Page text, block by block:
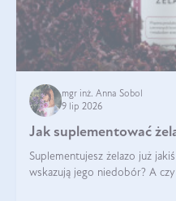
mgr inż. Anna Sobol
9 lip 2026
Jak suplementować
Suplementujesz żelazo już
wskazują jego niedobór? A